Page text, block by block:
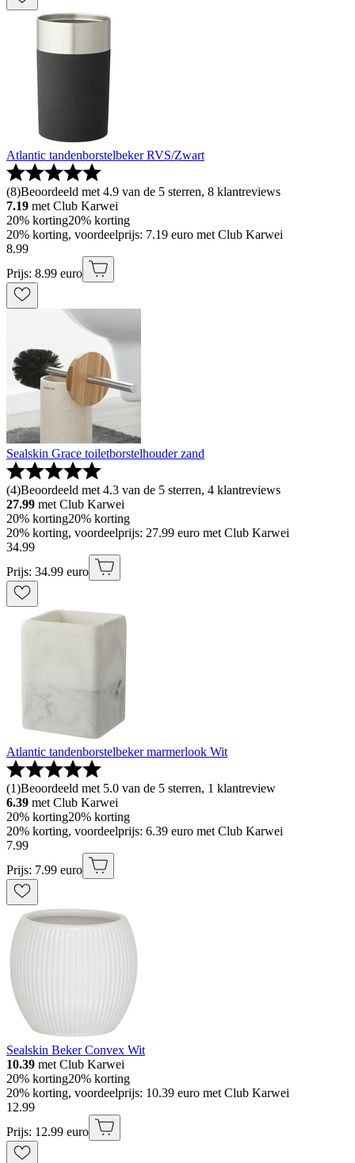
Atlantic tandenborstelbeker RVS/Zwart
(8)Beoordeeld met 4.9 van de 5 sterren, 8 klantreviews
7.19 met Club Karwei
20% korting20% korting
20% korting, voordeelprijs: 7.19 euro met Club Karwei
8.99
Prijs: 8.99 euro
Sealskin Grace toiletborstelhouder zand
(4)Beoordeeld met 4.3 van de 5 sterren, 4 klantreviews
27.99 met Club Karwei
20% korting20% korting
20% korting, voordeelprijs: 27.99 euro met Club Karwei
34.99
Prijs: 34.99 euro
Atlantic tandenborstelbeker marmerlook Wit
(1)Beoordeeld met 5.0 van de 5 sterren, 1 klantreview
6.39 met Club Karwei
20% korting20% korting
20% korting, voordeelprijs: 6.39 euro met Club Karwei
7.99
Prijs: 7.99 euro
Sealskin Beker Convex Wit
10.39 met Club Karwei
20% korting20% korting
20% korting, voordeelprijs: 10.39 euro met Club Karwei
12.99
Prijs: 12.99 euro